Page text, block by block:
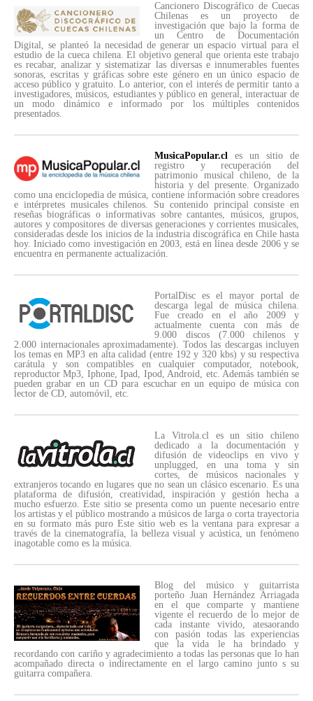
Cancionero Discográfico de Cuecas
Chilenas es un proyecto de
investigación que bajo la forma de
un Centro de Documentación
Digital, se planteó la necesidad de generar un espacio virtual para el
estudio de la cueca chilena. El objetivo general que orienta este trabajo
es recabar, analizar y sistematizar las diversas e innumerables fuentes
sonoras, escritas y gráficas sobre este género en un único espacio de
acceso público y gratuito. Lo anterior, con el interés de permitir tanto a
investigadores, músicos, estudiantes y público en general, interactuar de
un modo dinámico e informado por los múltiples contenidos
presentados.
MusicaPopular.cl es un sitio de
registro y recuperación del
patrimonio musical chileno, de la
historia y del presente. Organizado
como una enciclopedia de música, contiene información sobre creadores
e intérpretes musicales chilenos. Su contenido principal consiste en
reseñas biográficas o informativas sobre cantantes, músicos, grupos,
autores y compositores de diversas generaciones y corrientes musicales,
consideradas desde los inicios de la industria discográfica en Chile hasta
hoy. Iniciado como investigación en 2003, está en línea desde 2006 y se
encuentra en permanente actualización.
PortalDisc es el mayor portal de
descarga legal de música chilena.
Fue creado en el año 2009 y
actualmente cuenta con más de
9.000 discos (7.000 chilenos y
2.000 internacionales aproximadamente). Todos las descargas incluyen
los temas en MP3 en alta calidad (entre 192 y 320 kbs) y su respectiva
carátula y son compatibles en cualquier computador, notebook,
reproductor Mp3, Iphone, Ipad, Ipod, Android, etc. Además también se
pueden grabar en un CD para escuchar en un equipo de música con
lector de CD, automóvil, etc.
La Vitrola.cl es un sitio chileno
dedicado a la documentación y
difusión de videoclips en vivo y
unplugged, en una toma y sin
cortes, de músicos nacionales y
extranjeros tocando en lugares que no sean un clásico escenario. Es una
plataforma de difusión, creatividad, inspiración y gestión hecha a
mucho esfuerzo. Este sitio se presenta como un puente necesario entre
los artistas y el público mostrando a músicos de larga o corta trayectoria
en su formato más puro Este sitio web es la ventana para expresar a
través de la cinematografía, la belleza visual y acústica, un fenómeno
inagotable como es la música.
Blog del músico y guitarrista
porteño Juan Hernández Arriagada
en el que comparte y mantiene
vigente el recuerdo de lo mejor de
cada instante vivido, atesaorando
con pasión todas las experiencias
que la vida le ha brindado y
recordando con cariño y agradecimiento a todas las personas que lo han
acompañado directa o indirectamente en el largo camino junto s su
guitarra compañera.